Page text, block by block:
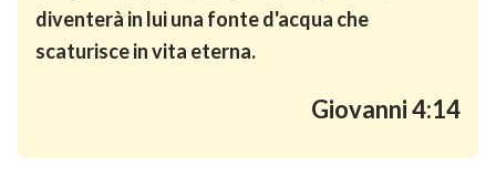
diventerà in lui una fonte d'acqua che
scaturisce in vita eterna.
Giovanni 4:14